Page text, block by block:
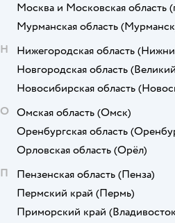
Москва и Московская область
Мурманская область
Н
Нижегородская область
Новгородская область
Новосибирская область
О Омская область (Омск)
Оренбургская область
Орловская область (Орёл)
П
Пензенская область (Пенза)
Пермский край (Пермь)
Приморский край